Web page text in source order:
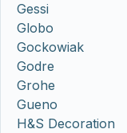
Gessi
Globo
Gockowiak
Godre
Grohe
Gueno
H&S Decoration